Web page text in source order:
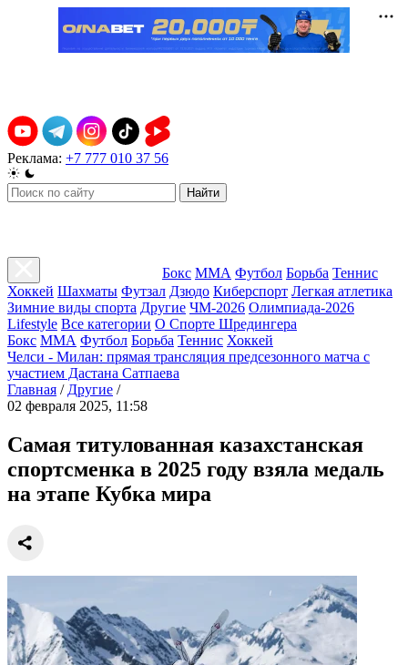
Реклама: +7 777 010 37 56
Найти
Бокс ММА Футбол Борьба Теннис
Хоккей Шахматы Футзал Дзюдо Киберспорт Легкая атлетика
Зимние виды спорта Другие ЧМ-2026 Олимпиада-2026
Lifestyle Все категории О Спорте Шредингера
Бокс ММА Футбол Борьба Теннис Хоккей
Челси - Милан: прямая трансляция предсезонного матча с
участием Дастана Сатпаева
Главная / Другие /
02 февраля 2025, 11:58
Самая титулованная казахстанская
спортсменка в 2025 году взяла медаль
на этапе Кубка мира